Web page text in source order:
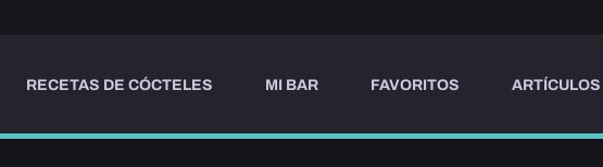
RECETAS DE CÓCTELES MI BAR FAVORITOS ARTÍCULOS